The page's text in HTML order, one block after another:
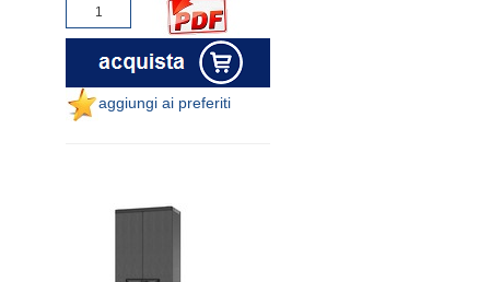
aggiungi ai preferiti